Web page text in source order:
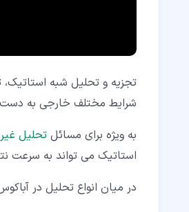
تجزیه و تحلیل شبه
شرایط مختلف خارجی به دست
به ویژه برای مسائل تحلیل
استاتیک می تواند به سرعت
در میان انواع تحلیل در